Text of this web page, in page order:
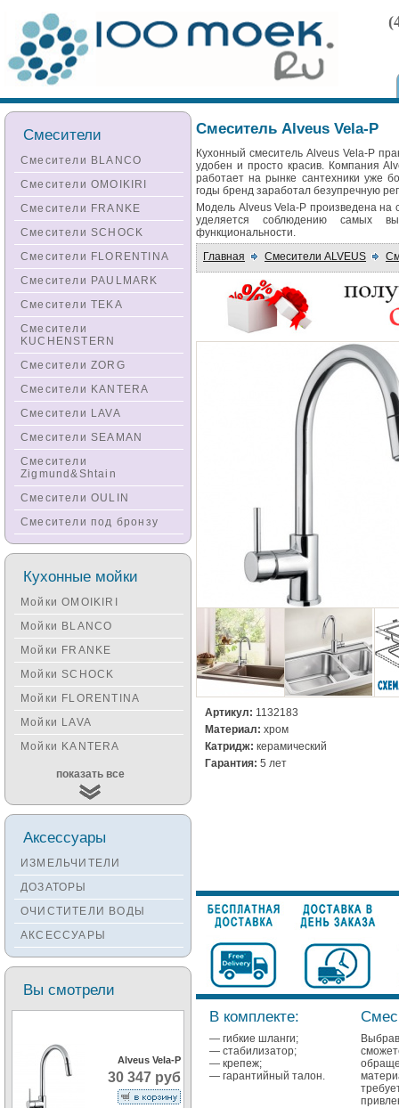
Смеситель Alveus Vela-P
Кухонный смеситель Alveus Vela-P
удобен и просто красив. Компания
работает на рынке сантехники уже
годы бренд заработал безупречную
Модель Alveus Vela-P произведена на
уделяется соблюдению самых
функциональности.
Главная
Смесители ALVEUS
Артикул: 1132183
Материал: хром
Катридж: керамический
Гарантия: 5 лет
В комплекте:
— гибкие шланги;
— стабилизатор;
— крепеж;
— гарантийный талон.
Смесители
Смесители BLANCO
Смесители OMOIKIRI
Смесители FRANKE
Смесители SCHOCK
Смесители FLORENTINA
Смесители PAULMARK
Смесители TEKA
Смесители
KUCHENSTERN
Смесители ZORG
Смесители KANTERA
Смесители LAVA
Смесители SEAMAN
Смесители
Zigmund&Shtain
Смесители OULIN
Смесители под бронзу
Кухонные мойки
Мойки OMOIKIRI
Мойки BLANCO
Мойки FRANKE
Мойки SCHOCK
Мойки FLORENTINA
Мойки LAVA
Мойки KANTERA
Мойки KUCHENSTERN
Мойки ALVEUS
Мойки TEKA
Мойки ZORG
Мойки SEAMAN
Мойки ZIGMUND&SHTAIN
Мойки OULIN
Мойки PAULMARK
показать все
Аксессуары
ИЗМЕЛЬЧИТЕЛИ
ДОЗАТОРЫ
ОЧИСТИТЕЛИ ВОДЫ
АКСЕССУАРЫ
Вы смотрели
Alveus Vela-P
30 347 руб